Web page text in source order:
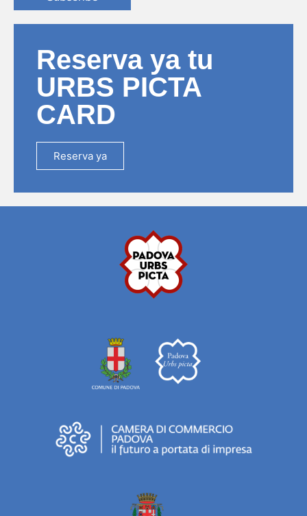
Reserva ya tu
URBS PICTA
CARD
Reserva ya